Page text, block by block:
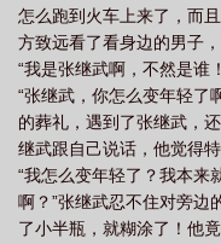
怎么跑到火车上来了，而
方致远看了看身边的男子
“我是张继武啊，不然是谁
“张继武，你怎么变年轻了
的葬礼，遇到了张继武，
继武跟自己说话，他觉得特
“我怎么变年轻了？我本来
啊？”张继武忍不住对旁边
了小半瓶，就糊涂了！他